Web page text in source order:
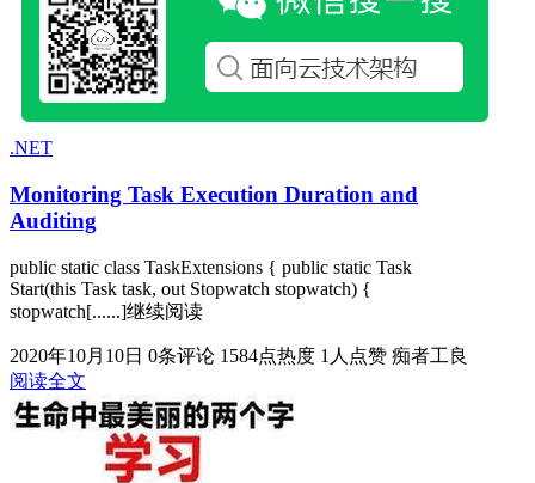
.NET
Monitoring Task Execution Duration and
Auditing
public static class TaskExtensions { public static Task
Start(this Task task, out Stopwatch stopwatch) {
stopwatch[......]继续阅读
2020年10月10日 0条评论 1584点热度 1人点赞 痴者工良
阅读全文